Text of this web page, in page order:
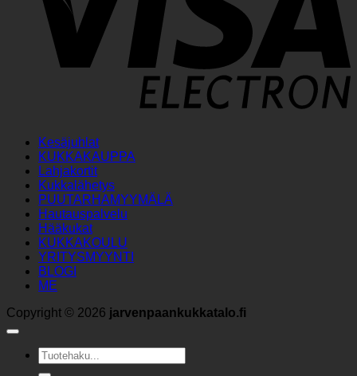
Kesäjuhlat
KUKKAKAUPPA
Lahjakortit
Kukkalähetys
PUUTARHAMYYMÄLÄ
Hautauspalvelu
Hääkukat
KUKKAKOULU
YRITYSMYYNTI
BLOGI
ME
Copyright © 2026 jarvenpaankukkatalo.fi
Etsi: